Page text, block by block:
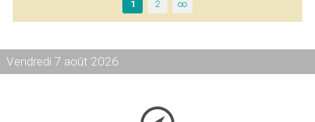
1 2 ∞
Vendredi 7 août 2026